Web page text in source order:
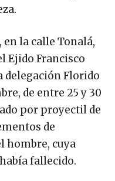
en la calle Tonalá,
Ejido Francisco
delegación Florido
de entre 25 y 30
por proyectil de
de
hombre, cuya
fallecido.